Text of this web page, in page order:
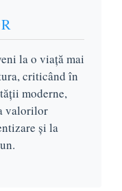
la o viață mai
criticând în
moderne,
valorilor
și la